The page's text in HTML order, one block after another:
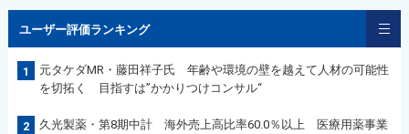
ユーザー評価ランキング
1
元タケダMR・藤田祥子氏 年齢や環境の壁を越えて人材の可能性
を切拓く 目指すは”かかりつけコンサル“
2
久光製薬・第8期中計 海外売上高比率60.0％以上 医療用薬事業